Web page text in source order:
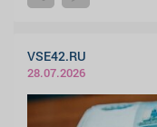
VSE42.RU
28.07.2026